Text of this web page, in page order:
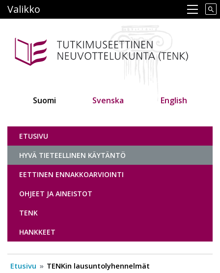
pääsisältöön
Main navigation
Valikko
Suomi Svenska English
Tutkimuseettinen neuvottelukunta
ETUSIVU
HYVÄ TIETEELLINEN KÄYTÄNTÖ
EETTINEN ENNAKKOARVIOINTI
OHJEET JA AINEISTOT
TENK
HANKKEET
Etusivu TENKin lausuntolyhennelmät